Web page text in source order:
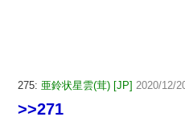
275: 亜鈴状星雲(茸) [JP] 2020/12/
>>271